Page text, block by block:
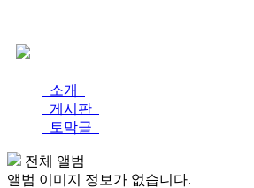
소개
게시판
토막글
전체 앨범
앨범 이미지 정보가 없습니다.